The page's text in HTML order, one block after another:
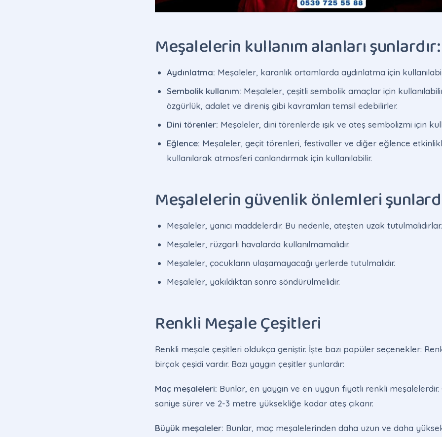
Meşalelerin kullanım alanları şunlardır:
Aydınlatma: Meşaleler, karanlık ortamlarda aydınlatma için
Sembolik kullanım: Meşaleler, çeşitli sembolik amaçlar için
özgürlük, adalet ve direniş gibi kavramları temsil edebilirler.
Dini törenler: Meşaleler, dini törenlerde ışık ve ateş sembolizmi için
Eğlence: Meşaleler, geçit törenleri, festivaller ve diğer eğlence
kullanılarak atmosferi canlandırmak için kullanılabilir.
Meşalelerin güvenlik önlemleri
Meşaleler, yanıcı maddelerdir. Bu nedenle, ateşten uzak tutulmalıdırlar.
Meşaleler, rüzgarlı havalarda kullanılmamalıdır.
Meşaleler, çocukların ulaşamayacağı yerlerde tutulmalıdır.
Meşaleler, yakıldıktan sonra söndürülmelidir.
Renkli Meşale Çeşitleri
Renkli meşale çeşitleri oldukça geniştir. İşte bazı popüler seçenekler:
birçok çeşidi vardır. Bazı yaygın çeşitler şunlardır:
Maç meşaleleri: Bunlar, en yaygın ve en uygun fiyatlı renkli meşalelerdir.
saniye sürer ve 2-3 metre yüksekliğe kadar ateş çıkarır.
Büyük meşaleler: Bunlar, maç meşalelerinden daha uzun ve daha